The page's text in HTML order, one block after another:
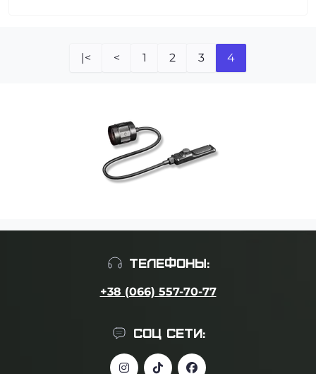
|< < 1 2 3 4
ТЕЛЕФОНЫ:
+38 (066) 557-70-77
СОЦ СЕТИ: